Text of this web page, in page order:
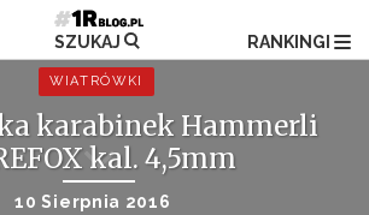
SZUKAJ RANKINGI
WIATRÓWKI
karabinek Hammerli
kal. 4,5mm
10 Sierpnia 2016